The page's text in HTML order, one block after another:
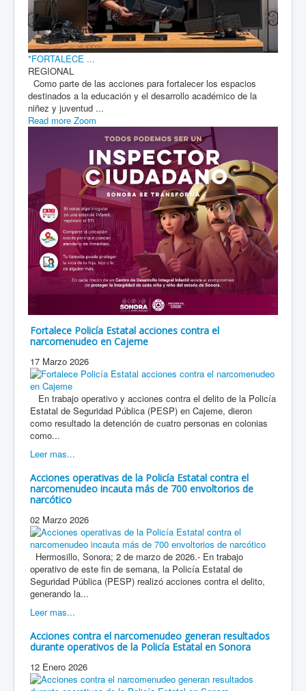
*FORTALECE ...
REGIONAL
Como parte de las acciones para fortalecer los espacios
destinados a la educación y el desarrollo académico de la
niñez y juventud ...
Read more Zoom
Fortalece Policía Estatal acciones contra el
narcomenudeo en Cajeme
17 Marzo 2026
En trabajo operativo y acciones contra el delito de la Policía
Estatal de Seguridad Pública (PESP) en Cajeme, dieron
como resultado la detención de cuatro personas en colonias
como...
Leer mas...
Acciones operativas de la Policía Estatal contra el
narcomenudeo incauta más de 700 envoltorios de
narcótico
02 Marzo 2026
Hermosillo, Sonora; 2 de marzo de 2026.- En trabajo
operativo de este fin de semana, la Policía Estatal de
Seguridad Pública (PESP) realizó acciones contra el delito,
generando la...
Leer mas...
Acciones contra el narcomenudeo generan resultados
durante operativos de la Policía Estatal en Sonora
12 Enero 2026